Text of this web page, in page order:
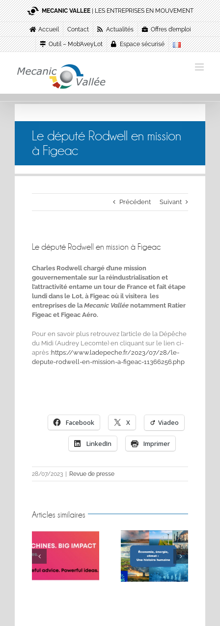
Passer
au
contenu
MECANIC VALLEE| LES ENTREPRISES EN MOUVEMENT
Accueil Contact Actualités Offres d’emploi
Outil – Mob’AveyLot Espace sécurisé
Le député Rodwell en mission
à Figeac
Précédent Suivant
Le député Rodwell en mission à Figeac
Charles Rodwell chargé d’une mission
gouvernementale sur la réindustrialisation et
l’attractivité entame un tour de France et fait étape
lundi dans le Lot, à Figeac où il visitera les
entreprises de la Mecanic Vallée notamment Ratier
Figeac et Figeac Aéro.
Pour en savoir plus retrouvez l’article de la Dépêche
du Midi (Audrey Lecomte) en cliquant sur le lien ci-
après :https://www.ladepeche.fr/2023/07/28/le-
depute-rodwell-en-mission-a-figeac-11366256.php
Facebook X Viadeo
LinkedIn Imprimer
28/07/2023 Revue de presse
Articles similaires